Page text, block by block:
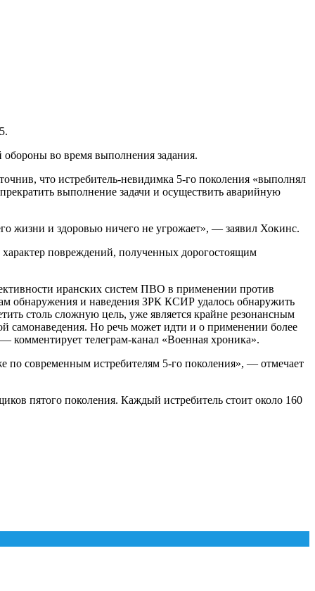
во время выполнения задания.
что истребитель-невидимка 5-го поколения «выполнял
выполнение задачи и осуществить аварийную
жизни и здоровью ничего не угрожает», — заявил Хокинс.
повреждений, полученных дорогостоящим
иранских систем ПВО в применении против
обнаружения и наведения ЗРК КСИР удалось обнаружить
столь сложную цель, уже является крайне резонансным
самонаведения. Но речь может идти и о применении более
комментирует телеграм-канал «Военная хроника».
по современным истребителям 5-го поколения», — отмечает
пятого поколения. Каждый истребитель стоит около 160